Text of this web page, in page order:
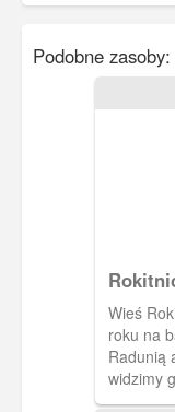
Podobne zasoby:
Wieś
roku na
Radunią
widzimy